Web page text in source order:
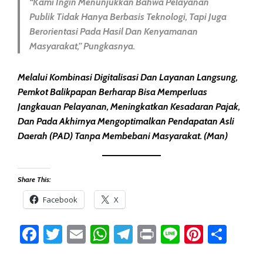
Publik Tidak Hanya Berbasis Teknologi, Tapi Juga
Berorientasi Pada Hasil Dan Kenyamanan
Masyarakat,” Pungkasnya.
Melalui Kombinasi Digitalisasi Dan Layanan Langsung,
Pemkot Balikpapan Berharap Bisa Memperluas
Jangkauan Pelayanan, Meningkatkan Kesadaran Pajak,
Dan Pada Akhirnya Mengoptimalkan Pendapatan Asli
Daerah (PAD) Tanpa Membebani Masyarakat. (man)
Share This:
Facebook X
Facebook
Twitter
EmailWhatsApp
Telegram
PrintLine